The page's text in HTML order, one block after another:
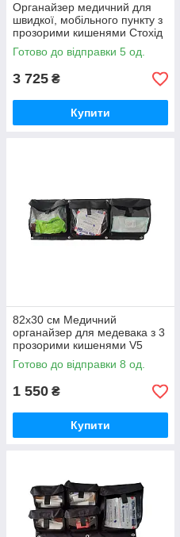
Органайзер медичний для
швидкої, мобільного пункту з
прозорими кишенями Стохід
Варіант 3+4
Готово до відправки 5 од.
3 725 ₴
Купити
82x30 см Медичний
органайзер для медевака з 3
прозорими кишенями V5
Стохід
Готово до відправки 8 од.
1 550 ₴
Купити